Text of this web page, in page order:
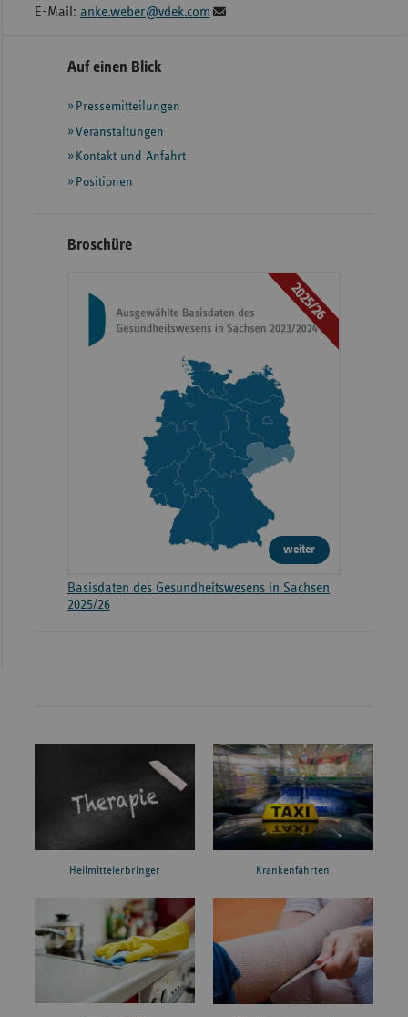
E-Mail: anke.weber@vdek.com
Seitennavigation
Seitenleiste
weiteren
Informationen
Auf einen Blick
Pressemitteilungen
Veranstaltungen
Kontakt und Anfahrt
Positionen
Broschüre
2025/26
weiter
Basisdaten des Gesundheitswesens in Sachsen
2025/26
Heilmittelerbringer Krankenfahrten